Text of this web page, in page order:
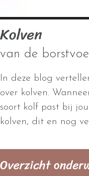
Kolven
van de
In deze blog
over kolven.
soort kolf past bij
kolven, dit en nog
Overzicht